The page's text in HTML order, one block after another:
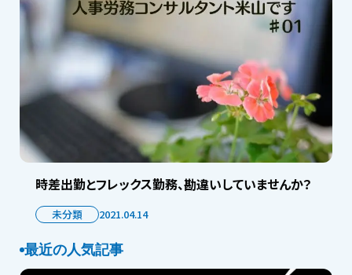
時差出勤とフレックス勤務、勘違いしていませんか？
未分類 2021.04.14
最近の人気記事